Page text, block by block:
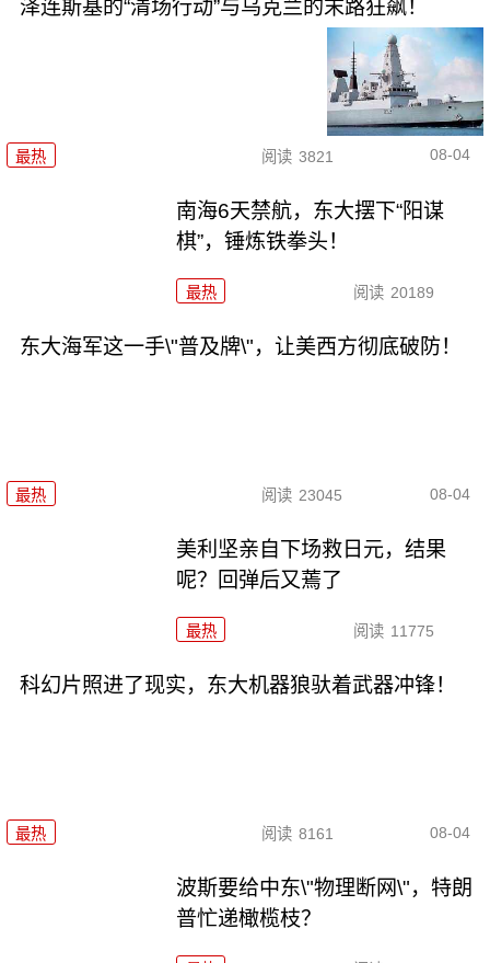
泽连斯基的“清场行动”与乌克兰的末路狂飙！
最热 阅读 3821 08-04
南海6天禁航，东大摆下“阳谋
棋”，锤炼铁拳头！
最热 阅读 20189
东大海军这一手\"普及牌\"，让美西方彻底破防！
最热 阅读 23045 08-04
美利坚亲自下场救日元，结果
呢？回弹后又蔫了
最热 阅读 11775
科幻片照进了现实，东大机器狼驮着武器冲锋！
最热 阅读 8161 08-04
波斯要给中东\"物理断网\"，特朗
普忙递橄榄枝？